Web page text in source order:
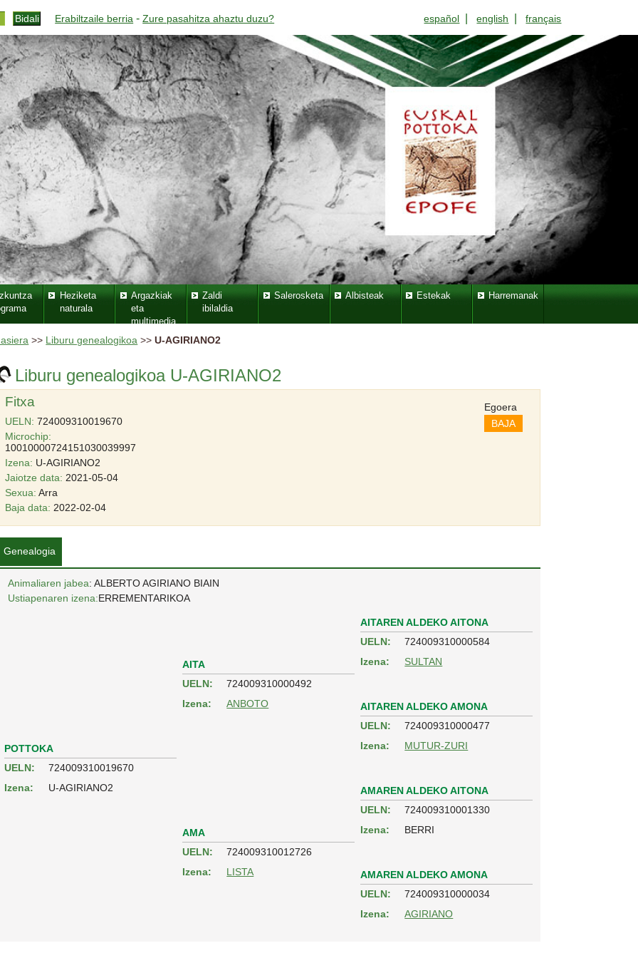
Erabiltzaile berria -Zure pasahitza ahaztu duzu? español |english |français
Heziketa
naturala
Argazkiak
eta
multimedia
Zaldi
ibilaldia
Salerosketa Albisteak Estekak Harremanak
>> Liburu genealogikoa >>U-AGIRIANO2
Liburu genealogikoa U-AGIRIANO2
Fitxa
UELN: 724009310019670
Microchip:
10010000724151030039997
Izena: U-AGIRIANO2
Jaiotze data: 2021-05-04
Sexua: Arra
Egoera
BAJA
Baja data: 2022-02-04
Genealogia
Animaliaren jabea: ALBERTO AGIRIANO BIAIN
Ustiapenaren izena:ERREMENTARIKOA
POTTOKA
UELN:
724009310019670
Izena:
U-AGIRIANO2
AITA
UELN:
724009310000492
Izena:
ANBOTO
AITAREN ALDEKO AITONA
UELN:
724009310000584
Izena:
SULTAN
AITAREN ALDEKO AMONA
UELN:
724009310000477
Izena:
MUTUR-ZURI
AMA
UELN:
724009310012726
Izena:
LISTA
AMAREN ALDEKO AITONA
UELN:
724009310001330
Izena:
BERRI
AMAREN ALDEKO AMONA
UELN:
724009310000034
Izena:
AGIRIANO